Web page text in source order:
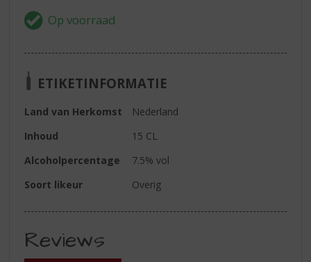
ETIKETINFORMATIE
Land van Herkomst
Nederland
Inhoud
15 CL
Alcoholpercentage
7.5% vol
Soort likeur
Overig
Reviews